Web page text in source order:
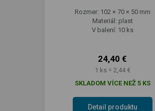
Rozmer: 102 × 70 × 50 mm
Materiál: plast
V balení: 10 ks
24,40 €
1 ks = 2,44 €
SKLADOM VÍCE NEŽ 5 KS
Detail produktu